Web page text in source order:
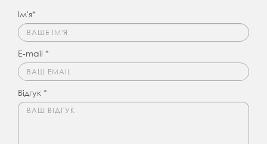
Ім'я*
E-mail *
Відгук *